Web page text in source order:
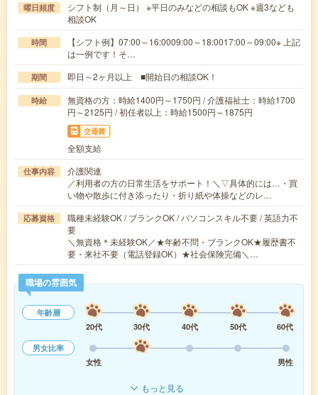
曜日頻度
シフト制（月～日） ※平日のみなどの相談もOK ※週3なども
相談OK
時間
【シフト例】07:00～16:0009:00～18:0017:00～09:00※ 上記
は一例です！そ…
期間 即日～2ヶ月以上 ■開始日の相談OK！
時給
無資格の方：時給1400円～1750円 / 介護福祉士：時給1700
円～2125円 / 初任者以上：時給1500円～1875円
交通費
全額支給
仕事内容
介護関連
／利用者の方の日常生活をサポート！＼▽具体的には…・買
い物や散歩に付き添ったり・折り紙や体操などのレ…
応募資格
職種未経験OK / ブランクOK / パソコンスキル不要 / 英語力不
要
＼無資格＊未経験OK／★年齢不問・ブランクOK★履歴書不
要・来社不要（電話登録OK）★社会保険完備＼…
職場の雰囲気
年齢層
20代
30代 40代 50代
60代
男女比率
女性
男性
もっと見る